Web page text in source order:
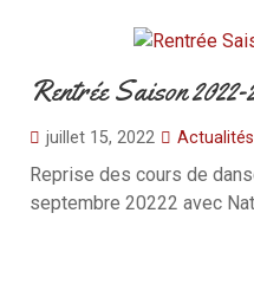
Rentrée Saison
juillet 15, 2022 Actualités
Reprise des cours de
septembre 20222 avec